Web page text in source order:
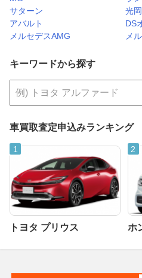
サターン
光岡
アバルト
DS
メルセデスAMG
メ
キーワードから探す
車買取査定申込みランキング
トヨタ プリウス ホ